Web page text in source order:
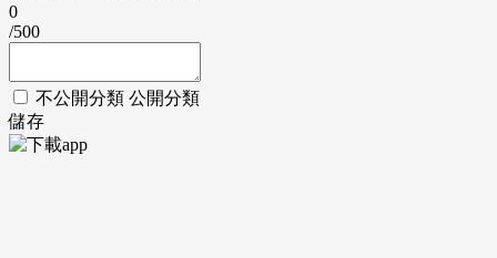
0
/500
不公開分類 公開分類
儲存